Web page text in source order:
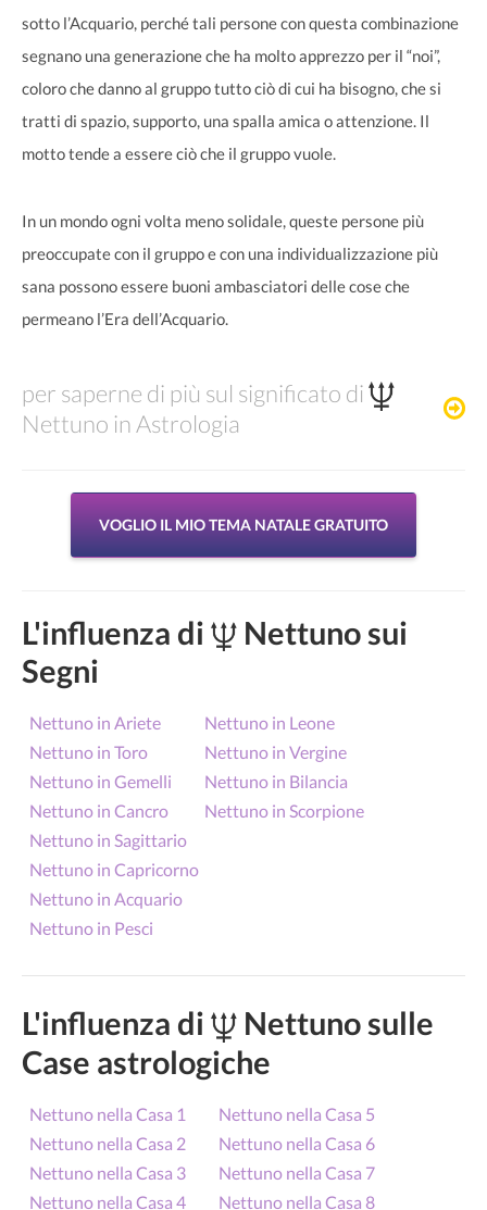
sotto l’Acquario, perché tali persone con questa combinazione
segnano una generazione che ha molto apprezzo per il “noi”,
coloro che danno al gruppo tutto ciò di cui ha bisogno, che si
tratti di spazio, supporto, una spalla amica o attenzione. Il
motto tende a essere ciò che il gruppo vuole.
In un mondo ogni volta meno solidale, queste persone più
preoccupate con il gruppo e con una individualizzazione più
sana possono essere buoni ambasciatori delle cose che
permeano l’Era dell’Acquario.
per saperne di più sul significato di
Nettuno in Astrologia
VOGLIO IL MIO TEMA NATALE GRATUITO
L'influenza di
Nettuno sui
Segni
Nettuno in Ariete
Nettuno in Toro
Nettuno in Gemelli
Nettuno in Cancro
Nettuno in Leone
Nettuno in Vergine
Nettuno in Bilancia
Nettuno in Scorpione
Nettuno in Sagittario
Nettuno in Capricorno
Nettuno in Acquario
Nettuno in Pesci
L'influenza di
Nettuno sulle
Case astrologiche
Nettuno nella Casa 1
Nettuno nella Casa 2
Nettuno nella Casa 3
Nettuno nella Casa 4
Nettuno nella Casa 5
Nettuno nella Casa 6
Nettuno nella Casa 7
Nettuno nella Casa 8